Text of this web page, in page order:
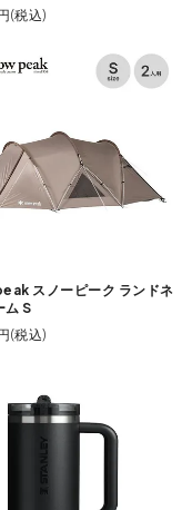
(税込)
スノーピーク ランドネ
ム S
(税込)